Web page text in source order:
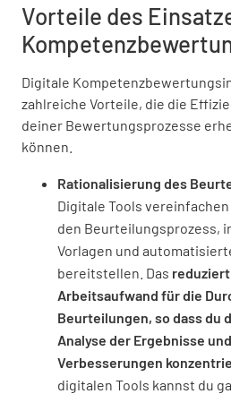
Vorteile des
Digitale
zahlreiche Vorteile, die die
deiner Bewertungsprozesse
können.
Rationalisierung des
Digitale Tools
den Beurteilungsprozess,
Vorlagen und
bereitstellen. Das
Arbeitsaufwand für die
Beurteilungen, so dass du
Analyse der Ergebnisse
Verbesserungen
digitalen Tools kannst du